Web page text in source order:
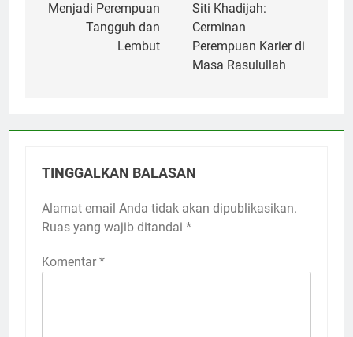
pos
Menjadi Perempuan
Tangguh dan
Lembut
Siti Khadijah:
Cerminan
Perempuan Karier di
Masa Rasulullah
TINGGALKAN BALASAN
Alamat email Anda tidak akan dipublikasikan.
Ruas yang wajib ditandai *
Komentar *